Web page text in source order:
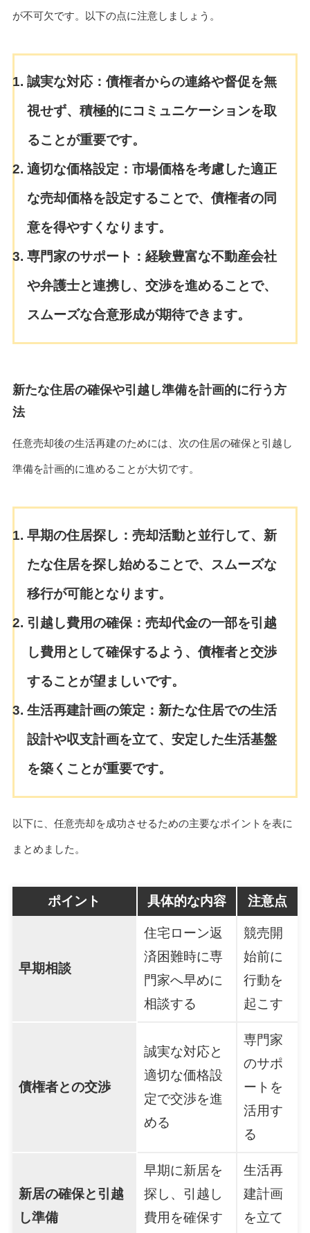
が不可欠です。以下の点に注意しましょう。
誠実な対応： 債権者からの連絡や督促を無
視せず、積極的にコミュニケーションを取
ることが重要です。
適切な価格設定： 市場価格を考慮した適正
な売却価格を設定することで、債権者の同
意を得やすくなります。
専門家のサポート： 経験豊富な不動産会社
や弁護士と連携し、交渉を進めることで、
スムーズな合意形成が期待できます。
新たな住居の確保や引越し準備を計画的に行う方
法
任意売却後の生活再建のためには、次の住居の確保と引越し
準備を計画的に進めることが大切です。
早期の住居探し： 売却活動と並行して、新
たな住居を探し始めることで、スムーズな
移行が可能となります。
引越し費用の確保： 売却代金の一部を引越
し費用として確保するよう、債権者と交渉
することが望ましいです。
生活再建計画の策定： 新たな住居での生活
設計や収支計画を立て、安定した生活基盤
を築くことが重要です。
以下に、任意売却を成功させるための主要なポイントを表に
まとめました。
ポイント 具体的な内容 注意点
早期相談
住宅ローン返
済困難時に専
門家へ早めに
相談する
競売開
始前に
行動を
起こす
債権者との交渉
誠実な対応と
適切な価格設
定で交渉を進
める
専門家
のサポ
ートを
活用す
る
新居の確保と引越
し準備
早期に新居を
探し、引越し
費用を確保す
生活再
建計画
を立て